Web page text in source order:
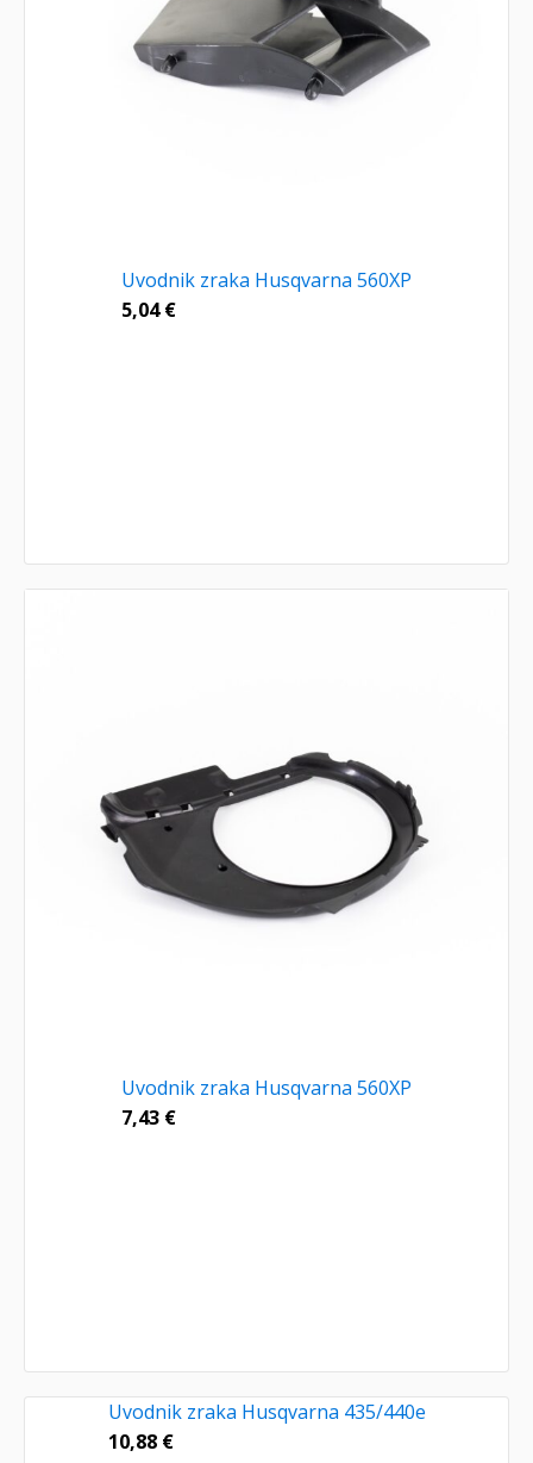
Uvodnik zraka Husqvarna 560XP
5,04€
Uvodnik zraka Husqvarna 560XP
7,43 €
Uvodnik zraka Husqvarna 435/440e
10,88 €